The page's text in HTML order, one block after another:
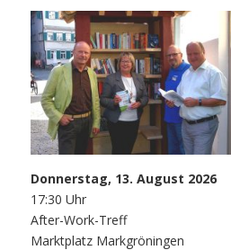
Donnerstag, 13. August 2026
17:30 Uhr
After-Work-Treff
Marktplatz Markgröningen